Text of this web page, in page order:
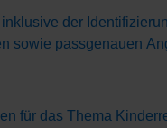
der
sowie passgenauen
für das Thema